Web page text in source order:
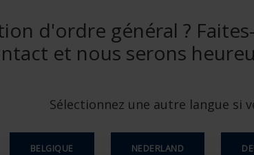
d'ordre général ?
et nous serons
Sélectionnez une autre langue si
BELGIQUE NEDERLAND